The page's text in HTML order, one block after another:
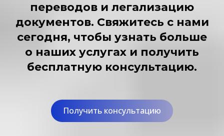
переводов и легализацию
документов. Свяжитесь с нами
сегодня, чтобы узнать больше
о наших услугах и получить
бесплатную консультацию.
Получить консультацию